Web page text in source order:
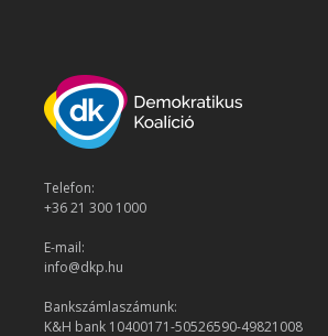
Telefon:
+36 21 300 1000
E-mail:
info@dkp.hu
Bankszámlaszámunk:
K&H bank 10400171-50526590-49821008